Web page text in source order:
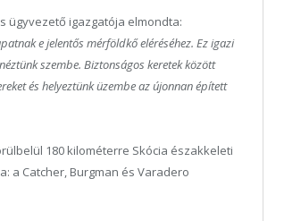
ügyvezető igazgatója elmondta:
e jelentős mérföldkő eléréséhez. Ez igazi
szembe. Biztonságos keretek között
és helyeztünk üzembe az újonnan épített
180 kilométerre Skócia északkeleti
a Catcher, Burgman és Varadero